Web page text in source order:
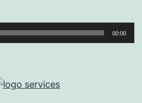
00:00